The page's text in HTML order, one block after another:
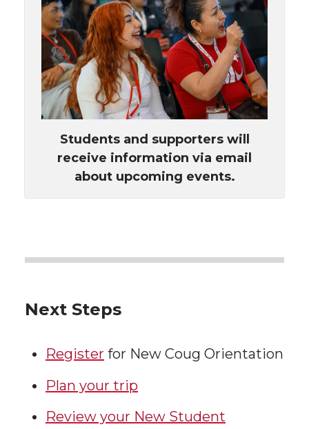
Students and supporters will
receive information via email
about upcoming events.
Next Steps
Register for New Coug Orientation
Plan your trip
Review your New Student